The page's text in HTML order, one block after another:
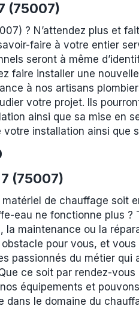
(75007)
? N’attendez plus et
faire à votre entier
seront à même
faire installer une
à nos artisans
votre projet. Ils
ainsi que sa mise en
installation ainsi que
(75007)
de chauffage soit
eau ne fonctionne plus ?
la maintenance ou la
pour vous, et
passionnés du métier qui
ce soit par rendez-
équipements et
dans le domaine du